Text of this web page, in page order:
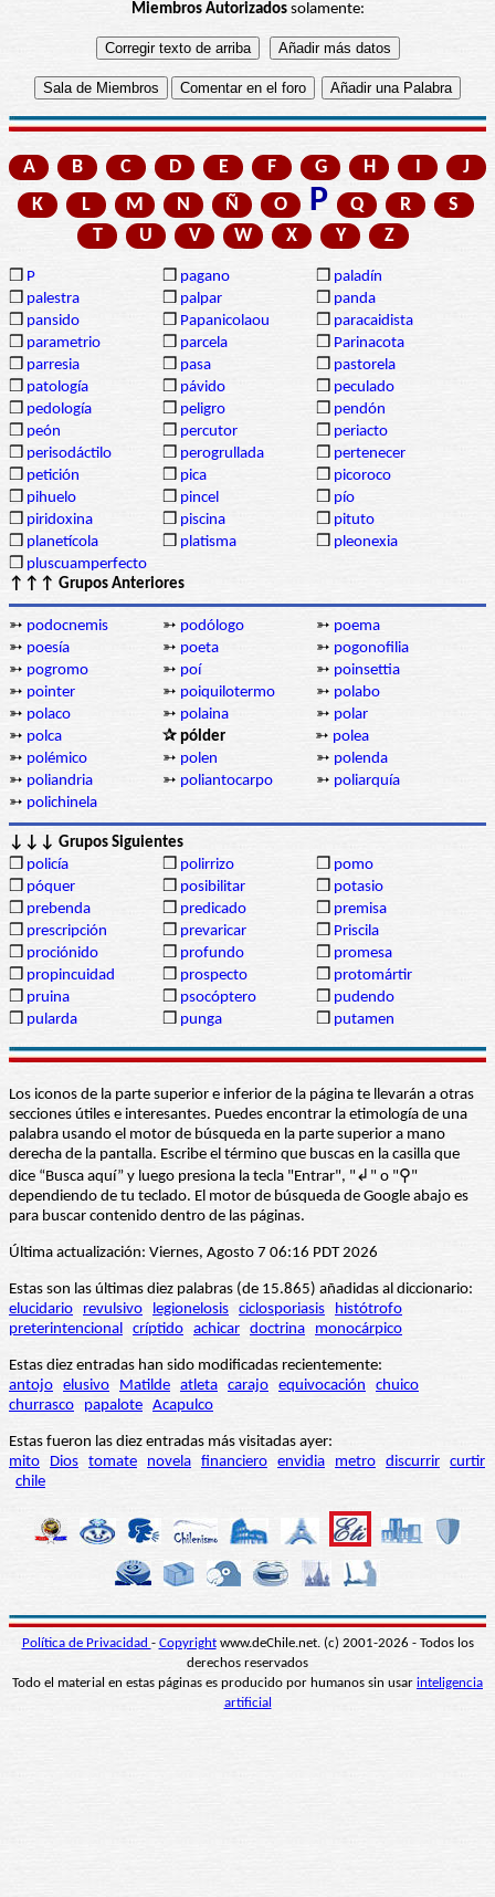
Miembros Autorizadossolamente:
A B C D E F G H I
J
K
L M N Ñ O P Q R
S
T
U V W X Y Z
❒ P ❒ pagano ❒ paladín
❒ palestra ❒ palpar ❒ panda
❒ pansido ❒ Papanicolaou ❒ paracaidista
❒ parametrio ❒ parcela ❒ Parinacota
❒ parresia ❒ pasa ❒ pastorela
❒ patología ❒ pávido ❒ peculado
❒ pedología ❒ peligro ❒ pendón
❒ peón ❒ percutor ❒ periacto
❒ perisodáctilo ❒ perogrullada ❒ pertenecer
❒ petición ❒ pica ❒ picoroco
❒ pihuelo ❒ pincel ❒ pío
❒ piridoxina ❒ piscina ❒ pituto
❒ planetícola ❒ platisma ❒ pleonexia
❒ pluscuamperfecto
↑↑↑ Grupos Anteriores
➳ podocnemis ➳ podólogo ➳ poema
➳ poesía ➳ poeta ➳ pogonofilia
➳ pogromo ➳ poí ➳ poinsettia
➳ pointer ➳ poiquilotermo ➳ polabo
➳ polaco ➳ polaina ➳ polar
➳ polca ✰ pólder ➳ polea
➳ polémico ➳ polen ➳ polenda
➳ poliandria ➳ poliantocarpo ➳ poliarquía
➳ polichinela
↓↓↓ Grupos Siguientes
❒ policía ❒ polirrizo ❒ pomo
❒ póquer ❒ posibilitar ❒ potasio
❒ prebenda ❒ predicado ❒ premisa
❒ prescripción ❒ prevaricar ❒ Priscila
❒ prociónido ❒ profundo ❒ promesa
❒ propincuidad ❒ prospecto ❒ protomártir
❒ pruina ❒ psocóptero ❒ pudendo
❒ pularda ❒ punga ❒ putamen
Los iconos de la parte superior e inferior de la página te llevarán a otras
secciones útiles e interesantes. Puedes encontrar la etimología de una
palabra usando el motor de búsqueda en la parte superior a mano
derecha de la pantalla. Escribe el término que buscas en la casilla que
dice “Busca aquí” y luego presiona la tecla "Entrar", "↲" o "⚲"
dependiendo de tu teclado. El motor de búsqueda de Google abajo es
para buscar contenido dentro de las páginas.
Última actualización: Viernes, Agosto 7 06:16 PDT 2026
Estas son las últimas diez palabras (de 15.865) añadidas al diccionario:
elucidario
revulsivo legionelosis ciclosporiasis
histótrofo
preterintencional críptido achicar doctrina monocárpico
Estas diez entradas han sido modificadas recientemente:
antojo elusivo Matilde atleta carajo equivocación
chuico
churrasco
papalote Acapulco
Estas fueron las diez entradas más visitadas ayer:
mito
Dios tomate novela financiero envidia metro discurrir curtir
chile
Política de Privacidad - Copyrightwww.deChile.net. (c) 2001-2026 - Todos los
derechos reservados
Todo el material en estas páginas es producido por humanos sin usar inteligencia
artificial